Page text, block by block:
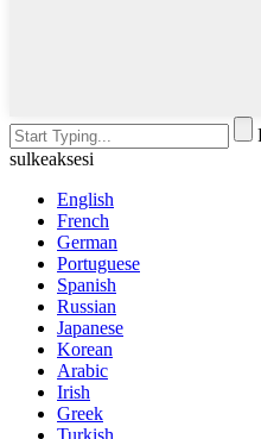
sulkeaksesi
English
French
German
Portuguese
Spanish
Russian
Japanese
Korean
Arabic
Irish
Greek
Turkish